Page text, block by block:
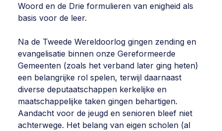
Woord en de Drie formulieren van enigheid als
basis voor de leer.
Na de Tweede Wereldoorlog gingen zending en
evangelisatie binnen onze Gereformeerde
Gemeenten (zoals het verband later ging heten)
een belangrijke rol spelen, terwijl daarnaast
diverse deputaatschappen kerkelijke en
maatschappelijke taken gingen behartigen.
Aandacht voor de jeugd en senioren bleef niet
achterwege. Het belang van eigen scholen (al